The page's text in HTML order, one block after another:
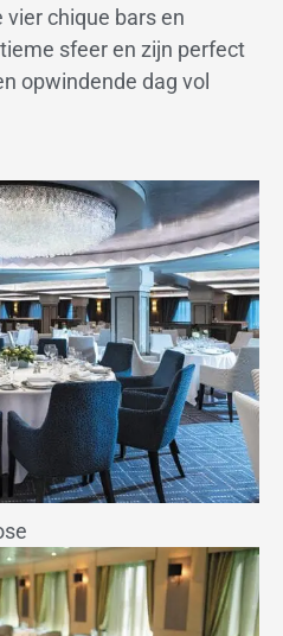
vier chique bars en
sfeer en zijn perfect
opwindende dag vol